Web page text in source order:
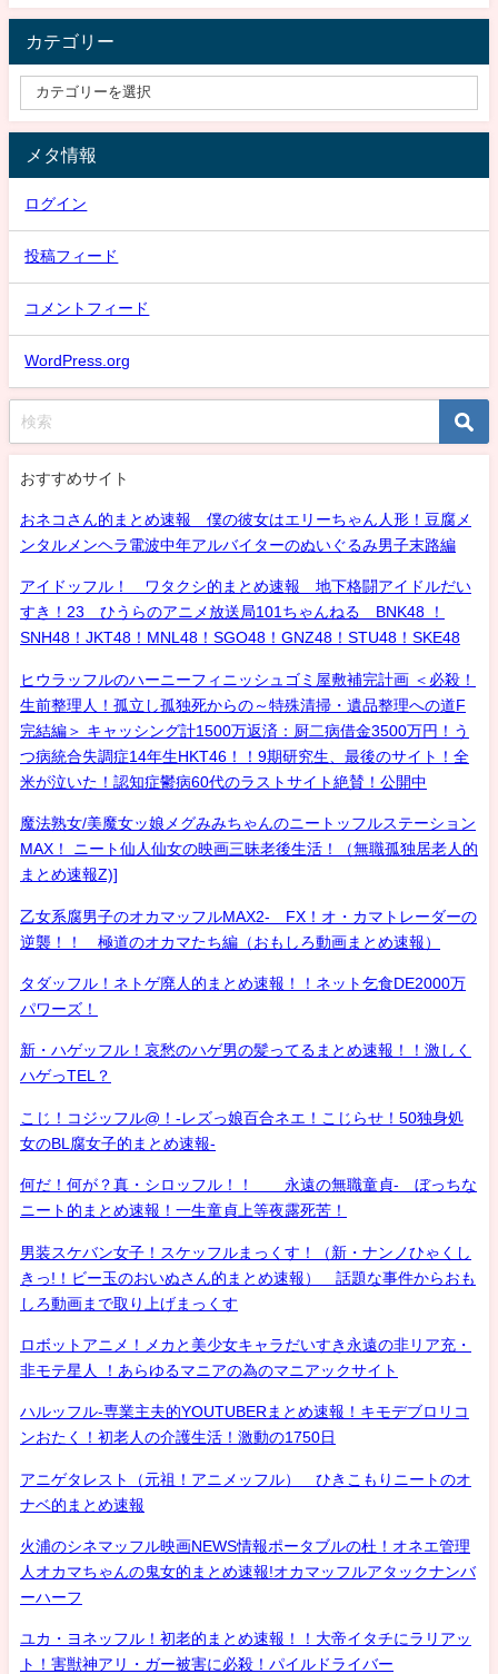
カテゴリー
メタ情報
ログイン
投稿フィード
コメントフィード
WordPress.org
おすすめサイト
おネコさん的まとめ速報 僕の彼女はエリーちゃん人形！豆腐メ
ンタルメンヘラ電波中年アルバイターのぬいぐるみ男子末路編
アイドッフル！ ワタクシ的まとめ速報 地下格闘アイドルだい
すき！23 ひうらのアニメ放送局101ちゃんねる BNK48 ！
SNH48！JKT48！MNL48！SGO48！GNZ48！STU48！SKE48
ヒウラッフルのハーニーフィニッシュゴミ屋敷補完計画 ＜必殺！
生前整理人！孤立し孤独死からの～特殊清掃・遺品整理への道F
完結編＞ キャッシング計1500万返済：厨二病借金3500万円！う
つ病統合失調症14年生HKT46！！9期研究生、最後のサイト！全
米が泣いた！認知症鬱病60代のラストサイト絶賛！公開中
魔法熟女/美魔女ッ娘メグみみちゃんのニートッフルステーション
MAX！ ニート仙人仙女の映画三昧老後生活！（無職孤独居老人的
まとめ速報Z)]
乙女系腐男子のオカマッフルMAX2- FX！オ・カマトレーダーの
逆襲！！ 極道のオカマたち編（おもしろ動画まとめ速報）
タダッフル！ネトゲ廃人的まとめ速報！！ネット乞食DE2000万
パワーズ！
新・ハゲッフル！哀愁のハゲ男の髪ってるまとめ速報！！激しく
ハゲっTEL？
こじ！コジッフル@！-レズっ娘百合ネエ！こじらせ！50独身処
女のBL腐女子的まとめ速報-
何だ！何が？真・シロッフル！！ 永遠の無職童貞- ぼっちな
ニート的まとめ速報！一生童貞上等夜露死苦！
男装スケバン女子！スケッフルまっくす！（新・ナンノひゃくし
きっ!！ビー玉のおいぬさん的まとめ速報） 話題な事件からおも
しろ動画まで取り上げまっくす
ロボットアニメ！メカと美少女キャラだいすき永遠の非リア充・
非モテ星人 ！あらゆるマニアの為のマニアックサイト
ハルッフル-専業主夫的YOUTUBERまとめ速報！キモデブロリコ
ンおたく！初老人の介護生活！激動の1750日
アニゲタレスト（元祖！アニメッフル） ひきこもりニートのオ
ナベ的まとめ速報
火浦のシネマッフル映画NEWS情報ポータブルの杜！オネエ管理
人オカマちゃんの鬼女的まとめ速報!オカマッフルアタックナンバ
ーハーフ
ユカ・ヨネッフル！初老的まとめ速報！！大帝イタチにラリアッ
ト！害獣神アリ・ガー被害に必殺！パイルドライバー